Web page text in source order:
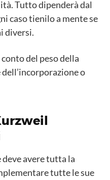
Tutto dipenderà dal
caso tienilo a mente se
diversi.
del peso della
o
avere tutta la
tutte le sue